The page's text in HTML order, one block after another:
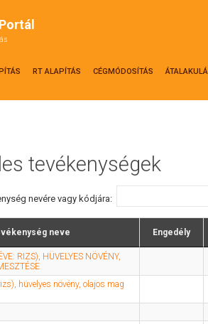
RT ALAPÍTÁS CÉGMÓDOSÍTÁS
tevékenységek
nevére vagy kódjára:
neve Engedély
RIZS), HÜVELYES NÖVÉNY,
hüvelyes növény, olajos mag